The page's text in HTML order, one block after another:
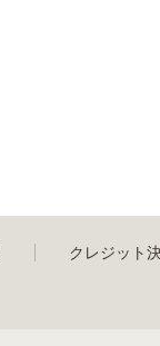
クレジット